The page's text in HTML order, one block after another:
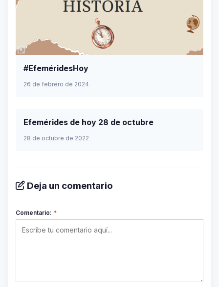
#EfeméridesHoy
26 de febrero de 2024
Efemérides de hoy 28 de octubre
28 de octubre de 2022
Deja un comentario
Comentario: *